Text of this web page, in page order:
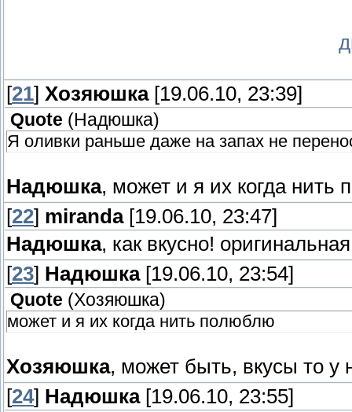
[21] Хозяюшка[19.06.10, 23:39]
Quote ( Надюшка)
Я оливки раньше даже на запах не
Надюшка, может и я их когда
[22] miranda[19.06.10, 23:47]
Надюшка, как вкусно!
[23] Надюшка[19.06.10, 23:54]
Quote (Хозяюшка)
может и я их когда нить полюблю
Хозяюшка, может быть, вкусы то
[24] Надюшка[19.06.10, 23:55]